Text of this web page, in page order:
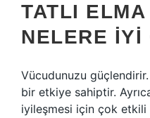
TATLI ELMA
NELERE IYI
Vücudunuzu
bir etkiye sahiptir. Ayrıca
iyileşmesi için çok etkili